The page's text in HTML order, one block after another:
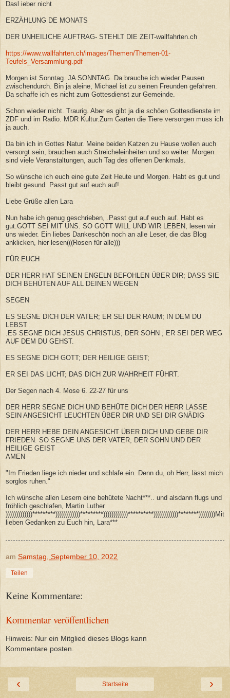
Dasl ieber nicht
ERZÄHLUNG DE MONATS
DER UNHEILICHE AUFTRAG- STEHLT DIE ZEIT-wallfahrten.ch
https://www.wallfahrten.ch/images/Themen/Themen-01-
Teufels_Versammlung.pdf
Morgen ist Sonntag. JA SONNTAG. Da brauche ich wieder Pausen
zwischendurch. Bin ja aleine, Michael ist zu seinen Freunden gefahren.
Da schaffe ich es nicht zum Gottesdienst zur Gemeinde.
Schon wieder nicht. Traurig. Aber es gibt ja die schöen Gottesdienste im
ZDF und im Radio. MDR Kultur.Zum Garten die Tiere versorgen muss ich
ja auch.
Da bin ich in Gottes Natur. Meine beiden Katzen zu Hause wollen auch
versorgt sein, brauchen auch Streicheleinheiten und so weiter. Morgen
sind viele Veranstaltungen, auch Tag des offenen Denkmals.
So wünsche ich euch eine gute Zeit Heute und Morgen. Habt es gut und
bleibt gesund. Passt gut auf euch auf!
Liebe Grüße allen Lara
Nun habe ich genug geschrieben, .Passt gut auf euch auf. Habt es
gut.GOTT SEI MIT UNS. SO GOTT WILL UND WIR LEBEN, lesen wir
uns wieder. Ein liebes Dankeschön noch an alle Leser, die das Blog
anklicken, hier lesen(((Rosen für alle)))
FÜR EUCH
DER HERR HAT SEINEN ENGELN BEFOHLEN ÜBER DIR; DASS SIE
DICH BEHÜTEN AUF ALL DEINEN WEGEN
SEGEN
ES SEGNE DICH DER VATER; ER SEI DER RAUM; IN DEM DU
LEBST
.ES SEGNE DICH JESUS CHRISTUS; DER SOHN ; ER SEI DER WEG
AUF DEM DU GEHST.
ES SEGNE DICH GOTT; DER HEILIGE GEIST;
ER SEI DAS LICHT; DAS DICH ZUR WAHRHEIT FÜHRT.
Der Segen nach 4. Mose 6. 22-27 für uns
DER HERR SEGNE DICH UND BEHÜTE DICH DER HERR LASSE
SEIN ANGESICHT LEUCHTEN ÜBER DIR UND SEI DIR GNÄDIG
DER HERR HEBE DEIN ANGESICHT ÜBER DICH UND GEBE DIR
FRIEDEN. SO SEGNE UNS DER VATER; DER SOHN UND DER
HEILIGE GEIST
AMEN
"Im Frieden liege ich nieder und schlafe ein. Denn du, oh Herr, lässt mich
sorglos ruhen."
Ich wünsche allen Lesern eine behütete Nacht***.. und alsdann flugs und
fröhlich geschlafen, Martin Luther
)))))))))))))*********))))))))))))*********))))))))))))**********))))))))))))********))))))))Mit
lieben Gedanken zu Euch hin, Lara***
am Samstag, September 10, 2022
Teilen
Keine Kommentare:
Kommentar veröffentlichen
Hinweis: Nur ein Mitglied dieses Blogs kann
Kommentare posten.
‹ ›
Startseite